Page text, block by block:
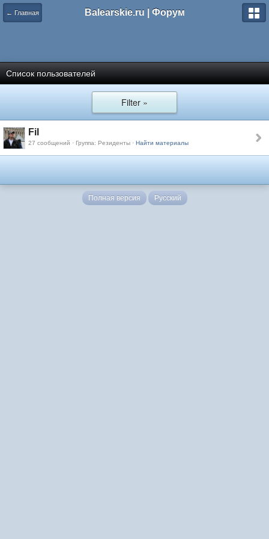
← Главная Balearskie.ru | Форум
Список пользователей
Filter »
Fil
27 сообщений · Группа: Резиденты · Найти материалы
Полная версия Русский